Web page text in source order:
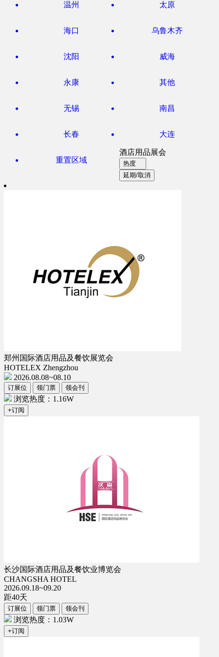
温州 太原
海口 乌鲁木齐
沈阳 威海
永康 其他
无锡 南昌
长春 大连
重置区域
酒店用品展会
热度
延期/取消
郑州国际酒店用品及餐饮展览会
HOTELEX Zhengzhou
2026.08.08~08.10
订展位 领门票 领会刊
浏览热度：1.16W
+订阅
长沙国际酒店用品及餐饮业博览会
CHANGSHA HOTEL
2026.09.18~09.20
距40天
订展位 领门票 领会刊
浏览热度：1.03W
+订阅